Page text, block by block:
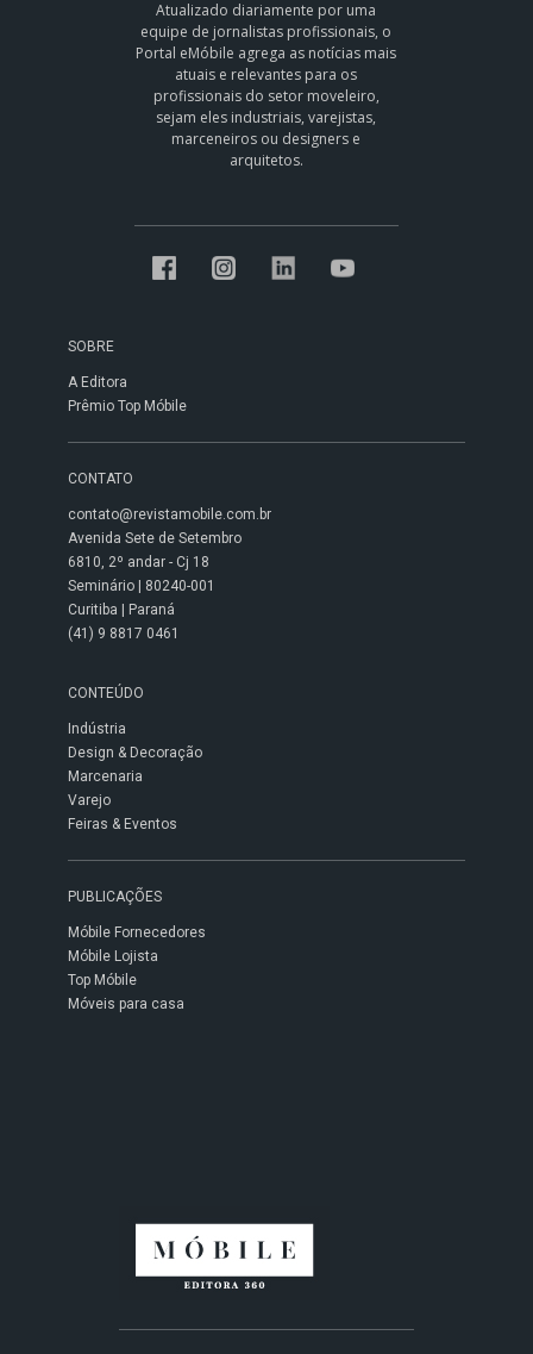
Atualizado diariamente por uma
equipe de jornalistas profissionais, o
Portal eMóbile agrega as notícias mais
atuais e relevantes para os
profissionais do setor moveleiro,
sejam eles industriais, varejistas,
marceneiros ou designers e
arquitetos.
SOBRE
A Editora
Prêmio Top Móbile
CONTATO
contato@revistamobile.com.br
Avenida Sete de Setembro
6810, 2º andar - Cj 18
Seminário | 80240-001
Curitiba | Paraná
(41) 9 8817 0461
CONTEÚDO
Indústria
Design & Decoração
Marcenaria
Varejo
Feiras & Eventos
PUBLICAÇÕES
Móbile Fornecedores
Móbile Lojista
Top Móbile
Móveis para casa